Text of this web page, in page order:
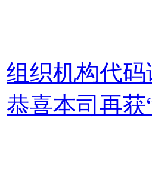
组织机构代
恭喜本司再